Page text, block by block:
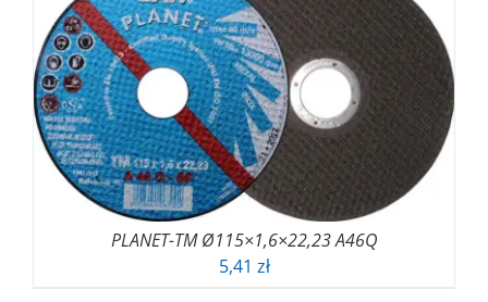
PLANET-TM Ø115×1,6×22,23 A46Q
5,41 zł